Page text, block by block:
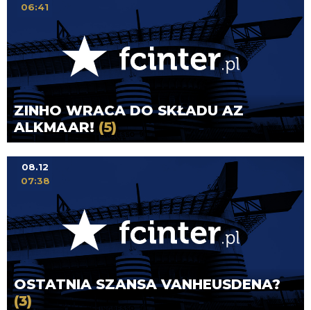
ZINHO WRACA DO SKŁADU AZ
ALKMAAR! (5)
06:41
OSTATNIA SZANSA VANHEUSDENA?
(3)
08.12
07:38